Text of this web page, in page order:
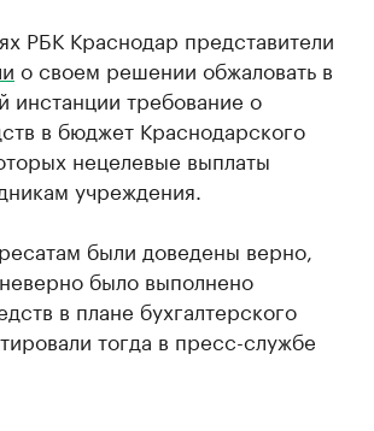
РБК Краснодар представители
о своем решении обжаловать в
инстанции требование о
в бюджет Краснодарского
нецелевые выплаты
учреждения.
были доведены верно,
было выполнено
в плане бухгалтерского
тогда в пресс-службе